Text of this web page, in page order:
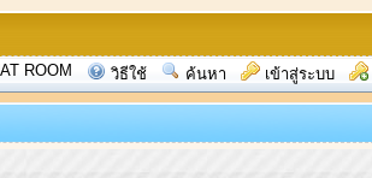
ROOM วิธีใช้ ค้นหา เข้าสู่ระบบ